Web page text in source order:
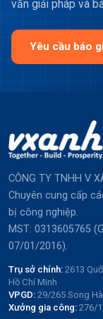
vấn giải pháp và
Yêu cầu báo
CÔNG TY TNHH V
Chuyên cung cấp
bị công nghiệp.
MST: 0313605765
07/01/2016).
Trụ sở chính: 2613
Hồ Chí Minh
VPGD: 29/265 Song
Xưởng gia công: 276/